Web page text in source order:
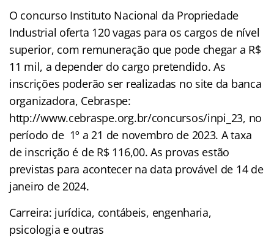
O concurso Instituto Nacional da Propriedade
Industrial oferta 120 vagas para os cargos de nível
superior, com remuneração que pode chegar a R$
11 mil, a depender do cargo pretendido. As
inscrições poderão ser realizadas no site da banca
organizadora, Cebraspe:
http://www.cebraspe.org.br/concursos/inpi_23, no
período de 1º a 21 de novembro de 2023. A taxa
de inscrição é de R$ 116,00. As provas estão
previstas para acontecer na data provável de 14 de
janeiro de 2024.
Carreira: jurídica, contábeis, engenharia,
psicologia e outras